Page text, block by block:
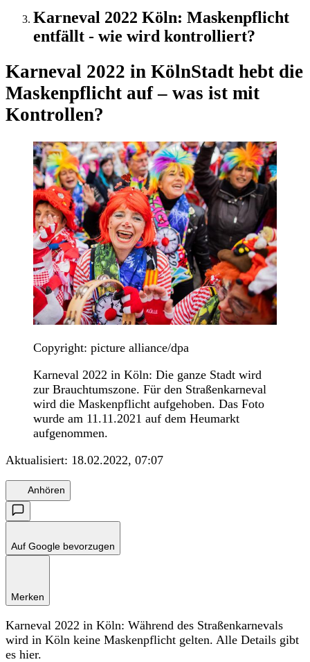
Karneval 2022 Köln: Maskenpflicht
entfällt - wie wird kontrolliert?
Karneval 2022 in KölnStadt hebt die
Maskenpflicht auf – was ist mit
Kontrollen?
Copyright: picture alliance/dpa
Karneval 2022 in Köln: Die ganze Stadt wird
zur Brauchtumszone. Für den Straßenkarneval
wird die Maskenpflicht aufgehoben. Das Foto
wurde am 11.11.2021 auf dem Heumarkt
aufgenommen.
Aktualisiert: 18.02.2022, 07:07
Anhören
Auf Google bevorzugen
Merken
Karneval 2022 in Köln: Während des Straßenkarnevals
wird in Köln keine Maskenpflicht gelten. Alle Details gibt
es hier.